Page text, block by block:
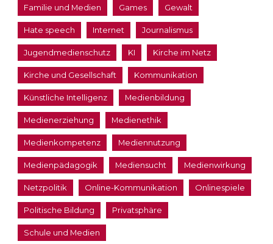
Familie und Medien Games Gewalt
Hate speech Internet Journalismus
Jugendmedienschutz KI Kirche im Netz
Kirche und Gesellschaft Kommunikation
Künstliche Intelligenz Medienbildung
Medienerziehung Medienethik
Medienkompetenz Mediennutzung
Medienpädagogik Mediensucht Medienwirkung
Netzpolitik Online-Kommunikation Onlinespiele
Politische Bildung Privatsphäre
Schule und Medien